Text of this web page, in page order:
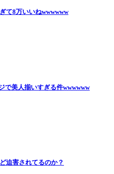
て8万いいねwwwwww
で美人揃いすぎる件wwwwww
迫害されてるのか？